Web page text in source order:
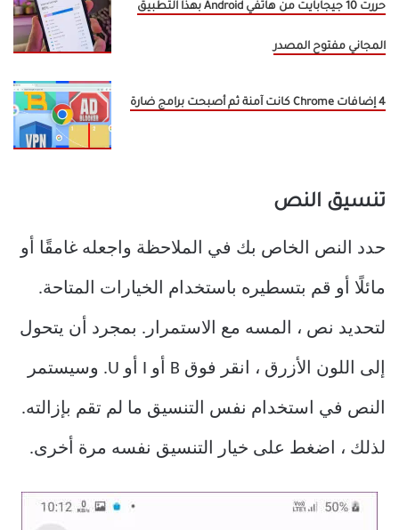
حررت 10 جيجابايت من هاتفي Android بهذا التطبيق
المجاني مفتوح المصدر
4 إضافات Chrome كانت آمنة ثم أصبحت برامج ضارة
تنسيق النص
حدد النص الخاص بك في الملاحظة واجعله غامقًا أو
مائلًا أو قم بتسطيره باستخدام الخيارات المتاحة.
لتحديد نص ، المسه مع الاستمرار. بمجرد أن يتحول
إلى اللون الأزرق ، انقر فوق B أو I أو U. وسيستمر
النص في استخدام نفس التنسيق ما لم تقم بإزالته.
لذلك ، اضغط على خيار التنسيق نفسه مرة أخرى.